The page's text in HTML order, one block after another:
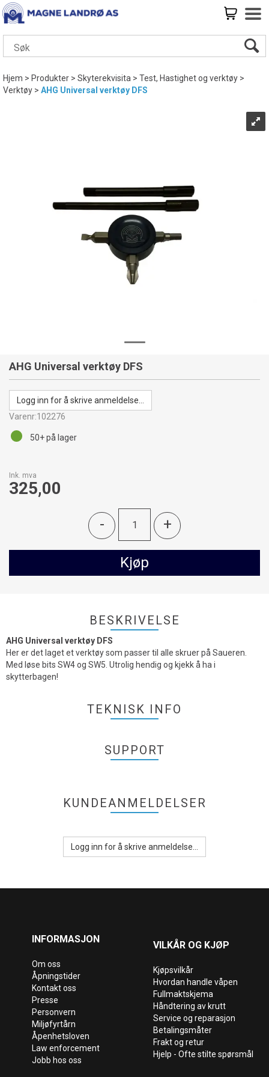
Hjem>Produkter>Skyterekvisita>Test, Hastighet og verktøy>
Verktøy>AHG Universal verktøy DFS
AHG Universal verktøy DFS
Logg inn for å skrive anmeldelse...
Varenr:102276
Ink. mva
325,00
- +
Kjøp
50+på lager
BESKRIVELSE
AHG Universal verktøy DFS
Her er det laget et verktøy som passer til alle skruer på Saueren.
Med løse bits SW4 og SW5. Utrolig hendig og kjekk å ha i
skytterbagen!
TEKNISK INFO
SUPPORT
KUNDEANMELDELSER
Logg inn for å skrive anmeldelse...
INFORMASJON
Om oss
Åpningstider
Kontakt oss
Presse
Personvern
Miljøfyrtårn
Åpenhetsloven
Law enforcement
Jobb hos oss
VILKÅR OG KJØP
Kjøpsvilkår
Hvordan handle våpen
Fullmaktskjema
Håndtering av krutt
Service og reparasjon
Betalingsmåter
Frakt og retur
Hjelp - Ofte stilte spørsmål